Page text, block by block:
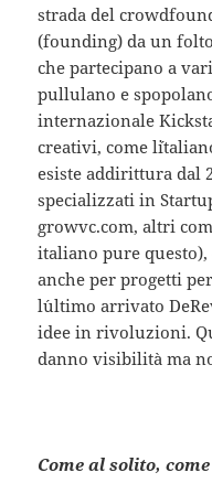
strada del
(founding) da un
che partecipano a
pullulano e
internazionale
creativi, come
esiste addirittura dal
specializzati in
growvc.com, altri
italiano pure
anche per progetti
l´ultimo arrivato
idee in rivoluzioni.
danno visibilità ma
Come al solito,